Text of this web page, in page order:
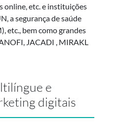
online, etc. e instituições
a segurança de saúde
etc., bem como grandes
JACADI , MIRAKL
e
digitais